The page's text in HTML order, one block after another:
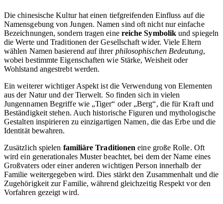
Die chinesische Kultur hat einen tiefgreifenden Einfluss auf die
Namensgebung von Jungen. Namen sind oft nicht nur einfache
Bezeichnungen, sondern tragen eine reiche Symbolik und spiegeln
die Werte und Traditionen der Gesellschaft wider. Viele Eltern
wählen Namen basierend auf ihrer philosophischen Bedeutung,
wobei bestimmte Eigenschaften wie Stärke, Weisheit oder
Wohlstand angestrebt werden.
Ein weiterer wichtiger Aspekt ist die Verwendung von Elementen
aus der Natur und der Tierwelt. So finden sich in vielen
Jungennamen Begriffe wie „Tiger“ oder „Berg“, die für Kraft und
Beständigkeit stehen. Auch historische Figuren und mythologische
Gestalten inspirieren zu einzigartigen Namen, die das Erbe und die
Identität bewahren.
Zusätzlich spielen familiäre Traditionen eine große Rolle. Oft
wird ein generationales Muster beachtet, bei dem der Name eines
Großvaters oder einer anderen wichtigen Person innerhalb der
Familie weitergegeben wird. Dies stärkt den Zusammenhalt und die
Zugehörigkeit zur Familie, während gleichzeitig Respekt vor den
Vorfahren gezeigt wird.